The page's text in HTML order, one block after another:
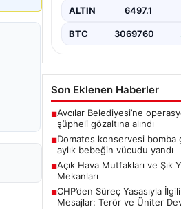
ALTIN 6497.1
BTC 3069760
Son Eklenen Haberler
■Avcılar Belediyesi’ne
şüpheli gözaltına alındı
■Domates konservesi bomba
aylık bebeğin vücudu yandı
■Açık Hava Mutfakları ve Şık
Mekanları
■CHP’den Süreç Yasasıyla
Mesajlar: Terör ve Üniter